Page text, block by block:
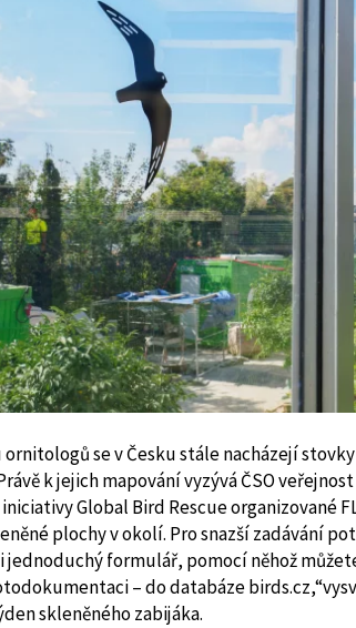
ornitologů se v Česku stále nacházejí
k jejich mapování vyzývá ČSO
Global Bird Rescue organizované
plochy v okolí. Pro snazší zadávání
formulář, pomocí něhož
– do databáze
skleněného zabijáka.